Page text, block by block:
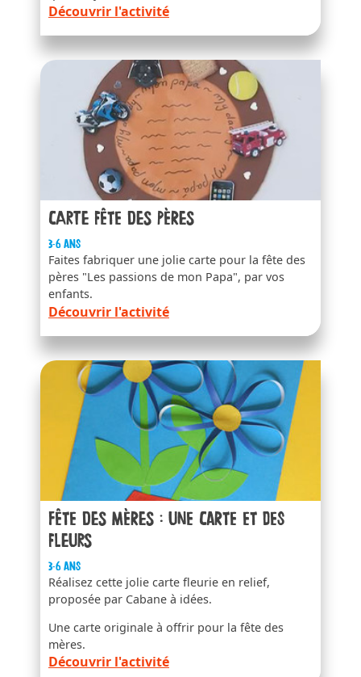
Découvrir l'activité
Carte fête des pères
3-6 ans
Faites fabriquer une jolie carte pour la fête des
pères "Les passions de mon Papa", par vos
enfants.
Découvrir l'activité
Fête des mères : une carte et des
fleurs
3-6 ans
Réalisez cette jolie carte fleurie en relief,
proposée par Cabane à idées.
Une carte originale à offrir pour la fête des
mères.
Découvrir l'activité